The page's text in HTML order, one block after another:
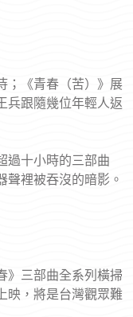
；《青春（苦）》展
兵跟隨幾位年輕人返
過十小時的三部曲
聲裡被吞沒的暗影。
》三部曲全系列橫掃
映，將是台灣觀眾難